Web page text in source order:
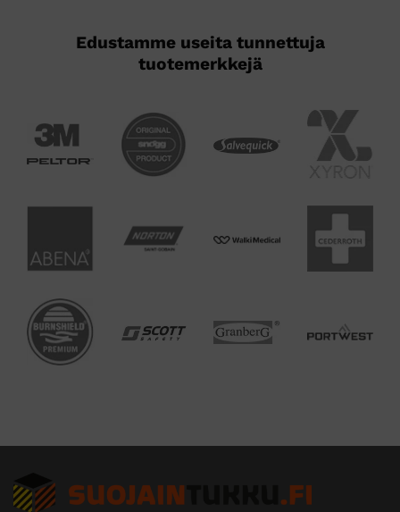
Edustamme useita tunnettuja
tuotemerkkejä